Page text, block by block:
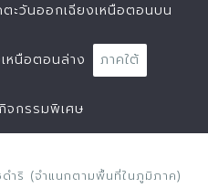
ตะวันออกเฉียงเหนือตอนบน
หนือตอนล่าง ภาคใต้
จกรรมพิเศษ
ดำริ (จำแนกตามพื้นที่ในภูมิภาค)